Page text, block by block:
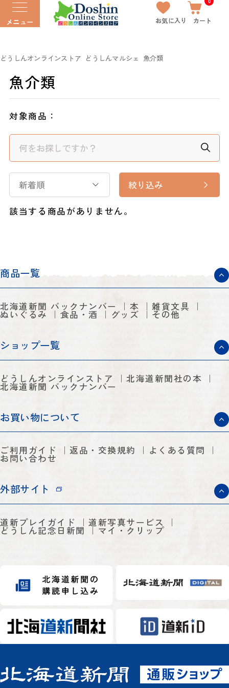
メニュー お気に入り カート
どうしんオンラインストア どうしんマルシェ 魚介類
魚介類
対象商品：
新着順 絞り込み
該当する商品がありません。
商品一覧
北海道新聞 バックナンバー 本 雑貨文具
ぬいぐるみ 食品・酒 グッズ その他
ショップ一覧
どうしんオンラインストア 北海道新聞社の本
北海道新聞 バックナンバー
お買い物について
ご利用ガイド 返品・交換規約 よくある質問
お問い合わせ
外部サイト
道新プレイガイド 道新写真サービス
どうしん記念日新聞 マイ・クリップ